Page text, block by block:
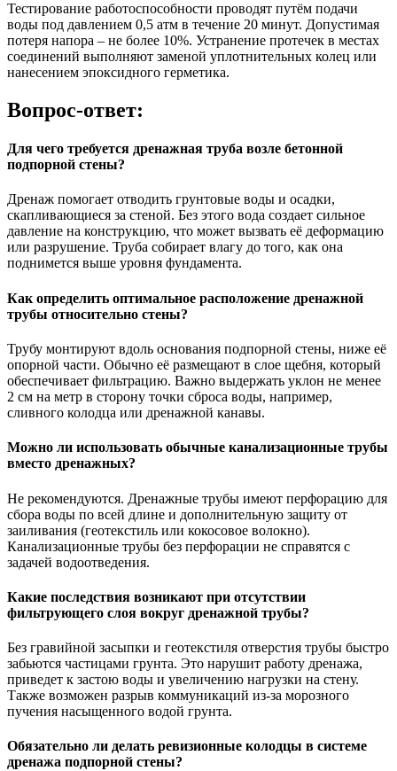
Тестирование работоспособности проводят путём подачи
воды под давлением 0,5 атм в течение 20 минут. Допустимая
потеря напора – не более 10%. Устранение протечек в местах
соединений выполняют заменой уплотнительных колец или
нанесением эпоксидного герметика.
Вопрос-ответ:
Для чего требуется дренажная труба возле бетонной
подпорной стены?
Дренаж помогает отводить грунтовые воды и осадки,
скапливающиеся за стеной. Без этого вода создает сильное
давление на конструкцию, что может вызвать её деформацию
или разрушение. Труба собирает влагу до того, как она
поднимется выше уровня фундамента.
Как определить оптимальное расположение дренажной
трубы относительно стены?
Трубу монтируют вдоль основания подпорной стены, ниже её
опорной части. Обычно её размещают в слое щебня, который
обеспечивает фильтрацию. Важно выдержать уклон не менее
2 см на метр в сторону точки сброса воды, например,
сливного колодца или дренажной канавы.
Можно ли использовать обычные канализационные трубы
вместо дренажных?
Не рекомендуются. Дренажные трубы имеют перфорацию для
сбора воды по всей длине и дополнительную защиту от
заиливания (геотекстиль или кокосовое волокно).
Канализационные трубы без перфорации не справятся с
задачей водоотведения.
Какие последствия возникают при отсутствии
фильтрующего слоя вокруг дренажной трубы?
Без гравийной засыпки и геотекстиля отверстия трубы быстро
забьются частицами грунта. Это нарушит работу дренажа,
приведет к застою воды и увеличению нагрузки на стену.
Также возможен разрыв коммуникаций из-за морозного
пучения насыщенного водой грунта.
Обязательно ли делать ревизионные колодцы в системе
дренажа подпорной стены?